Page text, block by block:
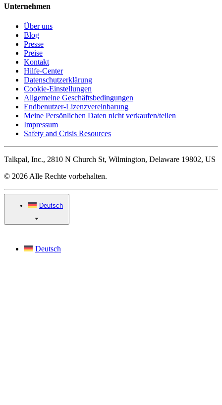
Unternehmen
Über uns
Blog
Presse
Preise
Kontakt
Hilfe-Center
Datenschutzerklärung
Cookie-Einstellungen
Allgemeine Geschäftsbedingungen
Endbenutzer-Lizenzvereinbarung
Meine Persönlichen Daten nicht verkaufen/teilen
Impressum
Safety and Crisis Resources
Talkpal, Inc., 2810 N Church St, Wilmington, Delaware 19802, US
© 2026 Alle Rechte vorbehalten.
Deutsch
Deutsch